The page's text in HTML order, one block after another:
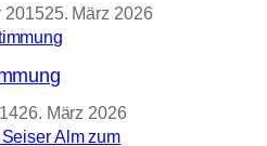
201525. März 2026
26. März 2026